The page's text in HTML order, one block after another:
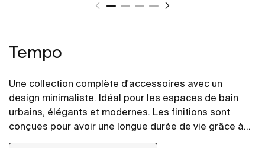
Tempo
Une collection complète d'accessoires avec un
design minimaliste. Idéal pour les espaces de bain
urbains, élégants et modernes. Les finitions sont
conçues pour avoir une longue durée de vie grâce à
leur résistance et leurs excellentes propriétés anti-